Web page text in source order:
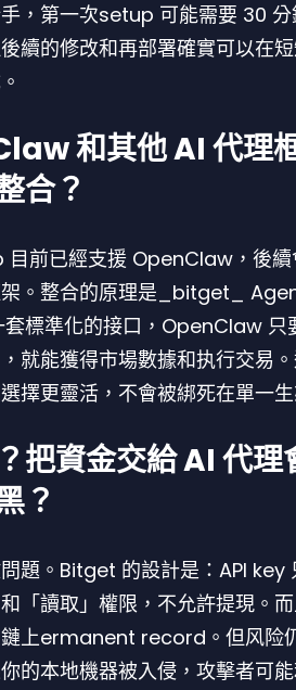
，第一次setup 可能需要 30
續的修改和再部署確實可以在
和其他 AI 代理
合？
前已經支援 OpenClaw，後續
架。整合的原理是_bitget_
套標準化的接口，OpenClaw 只
就能獲得市場數據和执行交易
擇更靈活，不會被綁死在單一
把資金交給 AI 代理
？
題。Bitget 的設計是：API key
「讀取」權限，不允許提現。
鏈上ermanent record。但风险
的本地機器被入侵，攻擊者可